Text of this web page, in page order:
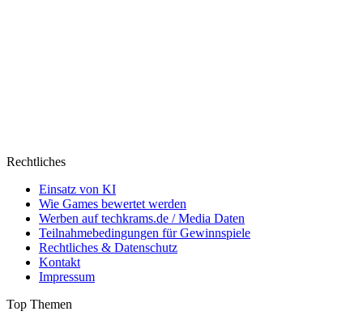
Rechtliches
Einsatz von KI
Wie Games bewertet werden
Werben auf techkrams.de / Media Daten
Teilnahmebedingungen für Gewinnspiele
Rechtliches & Datenschutz
Kontakt
Impressum
Top Themen